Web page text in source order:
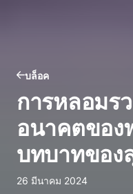
บล็อค
การหลอมร
อนาคตของ
บทบาทขอ
26 มีนาคม 2024